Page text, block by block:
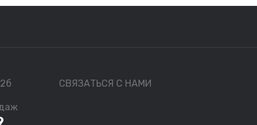
СВЯЗАТЬСЯ С НАМИ